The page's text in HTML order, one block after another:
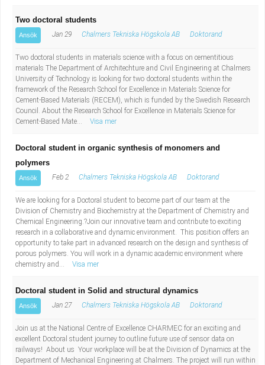
Two doctoral students
Ansök Jan 29 Chalmers Tekniska Högskola AB Doktorand
Two doctoral students in materials science with a focus on cementitious
materials The Department of Architechture and Civil Engineering at Chalmers
University of Technology is looking for two doctoral students within the
framework of the Research School for Excellence in Materials Science for
Cement-Based Materials (RECEM), which is funded by the Swedish Research
Council. About the Research School for Excellence in Materials Science for
Cement-Based Mate...
Visa mer
Doctoral student in organic synthesis of monomers and
polymers
Ansök Feb 2 Chalmers Tekniska Högskola AB Doktorand
We are looking for a Doctoral student to become part of our team at the
Division of Chemistry and Biochemistry at the Department of Chemistry and
Chemical Engineering.?Join our innovative team and contribute to exciting
research in a collaborative and dynamic environment. This position offers an
opportunity to take part in advanced research on the design and synthesis of
porous polymers. You will work in a dynamic academic environment where
chemistry and...
Visa mer
Doctoral student in Solid and structural dynamics
Ansök Jan 27 Chalmers Tekniska Högskola AB Doktorand
Join us at the National Centre of Excellence CHARMEC for an exciting and
excellent Doctoral student journey to outline future use of sensor data on
railways! About us Your workplace will be at the Division of Dynamics at the
Department of Mechanical Engineering at Chalmers. The project will run within